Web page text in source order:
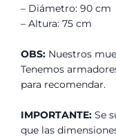
– Diámetro: 90 cm
– Altura: 75 cm
OBS: Nuestros
Tenemos
para recomendar.
IMPORTANTE: Se
que las